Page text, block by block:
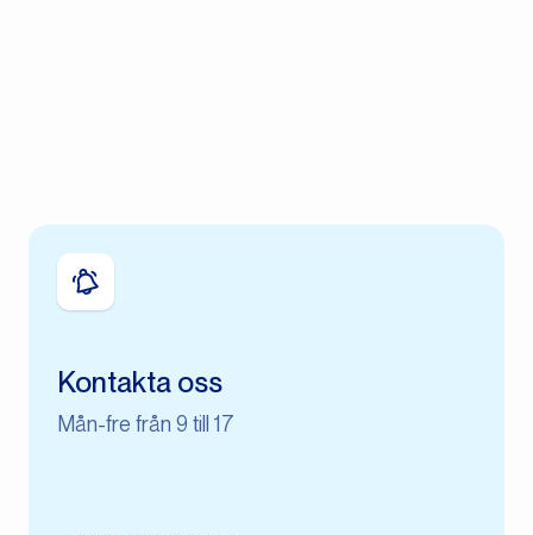
Kontakta oss
Mån-fre från 9 till 17